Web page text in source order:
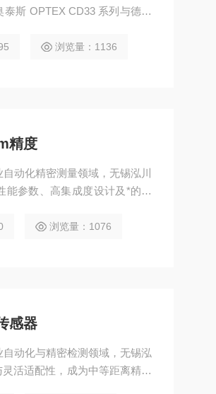
斯 OPTEX CD33 系列与德国
仓储物流、大型设备制造、卷
浏览量：1136
精度
动化精密测量领域，无锡泓川
能参数、高集成度设计及*的环
子制造、半导体封装、精密机
浏览量：1076
感器
动化与精密检测领域，无锡泓
活适配性，成为中等距离精密